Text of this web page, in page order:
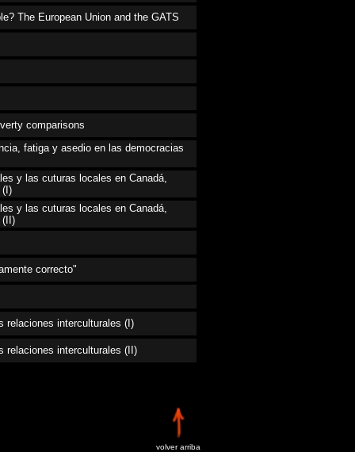
The European Union and the GATS
comparisons
fatiga y asedio en las democracias
y las cuturas locales en Canadá,
(I)
y las cuturas locales en Canadá,
(II)
correcto"
relaciones interculturales (I)
relaciones interculturales (II)
volver arriba